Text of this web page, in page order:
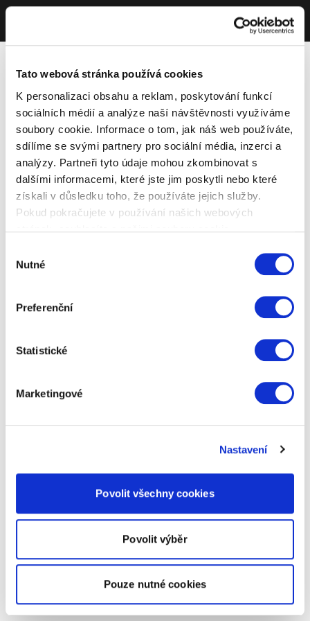
Tato webová stránka používá cookies
K personalizaci obsahu a reklam, poskytování funkcí
sociálních médií a analýze naší návštěvnosti využíváme
soubory cookie. Informace o tom, jak náš web používáte,
sdílíme se svými partnery pro sociální média, inzerci a
analýzy. Partneři tyto údaje mohou zkombinovat s
dalšími informacemi, které jste jim poskytli nebo které
získali v důsledku toho, že používáte jejich služby.
Pokud pokračujete v používání našich webových
souhlasu
Nutné
Preferenční
Statistické
Marketingové
Nastavení
Povolit všechny cookies
Povolit výběr
Pouze nutné cookies